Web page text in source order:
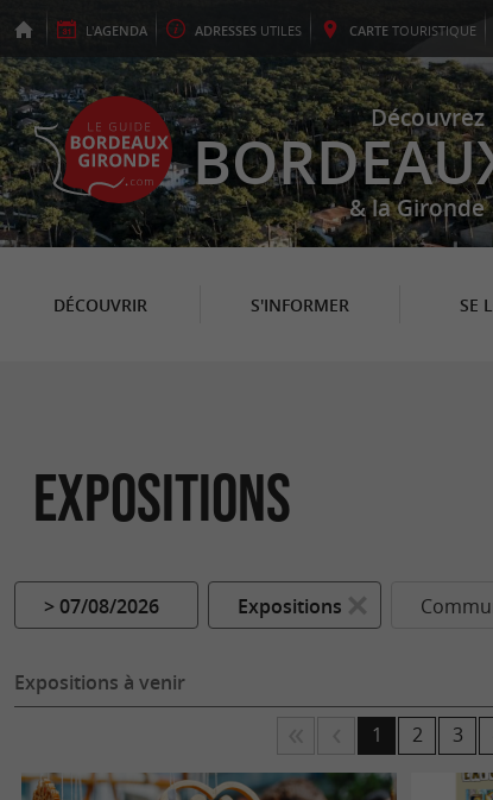
L'AGENDA ADRESSES UTILES CARTE TOURISTIQUE
Découvrez
& la Gironde
DÉCOUVRIR S'INFORMER SE
Expositions
> 07/08/2026 Expositions
Expositions à venir
1 2 3